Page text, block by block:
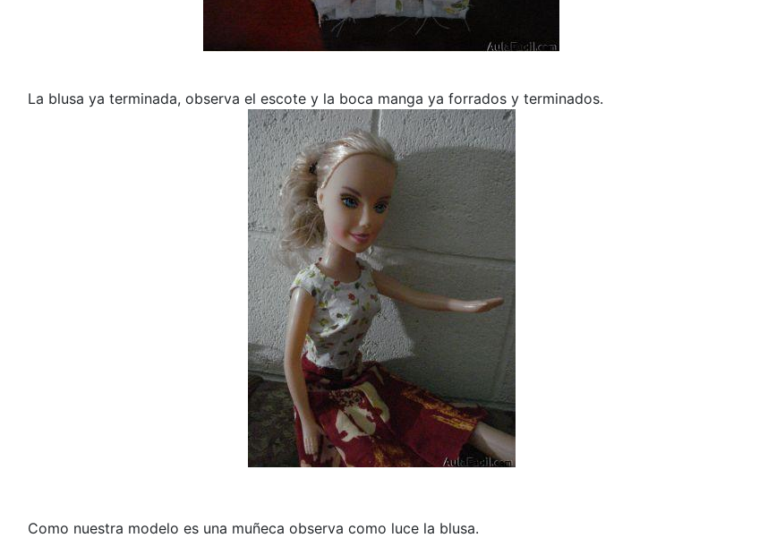
La blusa ya terminada, observa el escote y la boca manga ya forrados y terminados.
Como nuestra modelo es una muñeca observa como luce la blusa.